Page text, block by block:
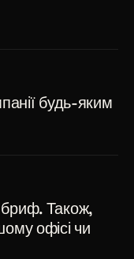
будь-яким
Також,
офісі чи